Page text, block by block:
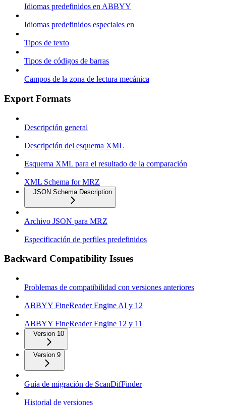
Idiomas predefinidos en ABBYY
Idiomas predefinidos especiales en
Tipos de texto
Tipos de códigos de barras
Campos de la zona de lectura mecánica
Export Formats
Descripción general
Descripción del esquema XML
Esquema XML para el resultado de la comparación
XML Schema for MRZ
JSON Schema Description
Archivo JSON para MRZ
Especificación de perfiles predefinidos
Backward Compatibility Issues
Problemas de compatibilidad con versiones anteriores
ABBYY FineReader Engine AI y 12
ABBYY FineReader Engine 12 y 11
Version 10
Version 9
Guía de migración de ScanDifFinder
Historial de versiones